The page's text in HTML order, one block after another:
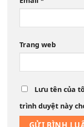
Trang web
Lưu tên của
trình duyệt này